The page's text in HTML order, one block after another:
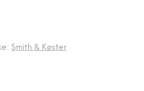
Smith & Køster